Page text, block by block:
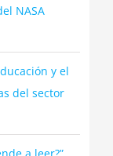
NASA
y el
del sector
a leer?”